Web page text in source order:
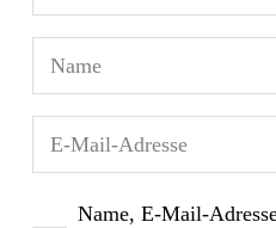
Name, E-Mail-